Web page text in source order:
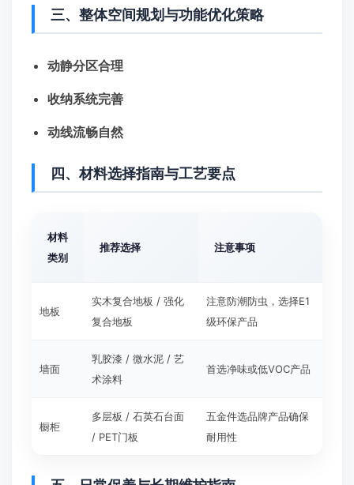
三、整体空间规划与功能优化策略
动静分区合理
收纳系统完善
动线流畅自然
四、材料选择指南与工艺要点
材料
类别
推荐选择 注意事项
地板
实木复合地板 / 强化
复合地板
注意防潮防虫，选择E1
级环保产品
墙面
乳胶漆 / 微水泥 / 艺
术涂料
首选净味或低VOC产品
橱柜
多层板 / 石英石台面
/ PET门板
五金件选品牌产品确保
耐用性